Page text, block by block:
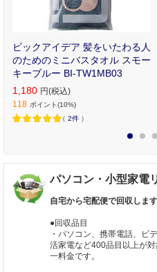
ビックアイデア 髪をいたわる人
のためのミニバスタオル スモー
キーブルー BI-TW1MB03
1,180 円(税込)
118 ポイント(10%)
（ 2件 ）
パソコン・小型家電
自宅から宅配便で回収します
●回収品目
・パソコン、携帯電話、ビ
活家電など400品目以上が
一料金です。